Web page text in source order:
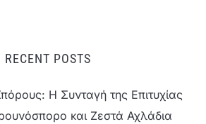
RECENT POSTS
Η Συνταγή της Επιτυχίας
και Ζεστά Αχλάδια